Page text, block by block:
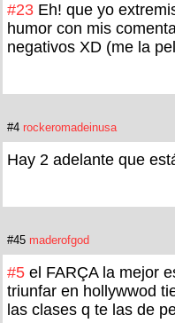
#23 Eh! que yo
humor con mis
negativos XD (me la
#4 rockeromadeinusa
Hay 2 adelante que
#45 maderofgod
#5 el FARÇA la mejor
triunfar en hollywwod
las clases q te las de